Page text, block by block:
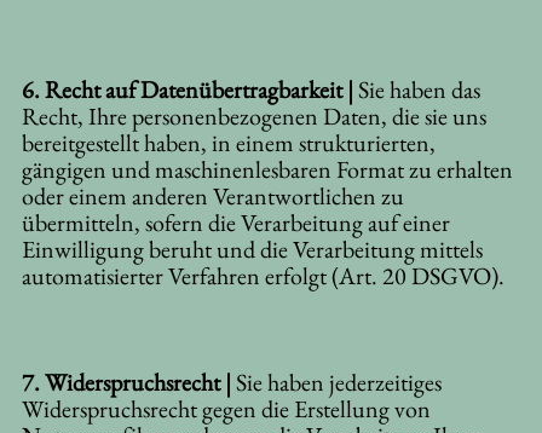
6. Recht auf Datenübertragbarkeit |Sie haben das
Recht, Ihre personenbezogenen Daten, die sie uns
bereitgestellt haben, in einem strukturierten,
gängigen und maschinenlesbaren Format zu erhalten
oder einem anderen Verantwortlichen zu
übermitteln, sofern die Verarbeitung auf einer
Einwilligung beruht und die Verarbeitung mittels
automatisierter Verfahren erfolgt (Art. 20 DSGVO).
7. Widerspruchsrecht |Sie haben jederzeitiges
Widerspruchsrecht gegen die Erstellung von